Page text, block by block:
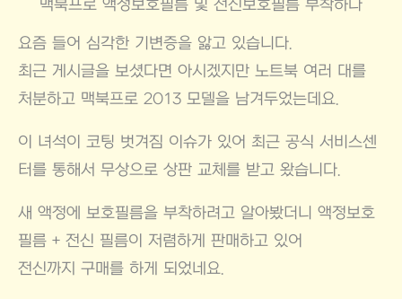
맥북프로 액정보호필름 및 전신보호필름 부착하다
요즘 들어 심각한 기변증을 앓고 있습니다.
최근 게시글을 보셨다면 아시겠지만 노트북 여러 대를
처분하고 맥북프로 2013 모델을 남겨두었는데요.
이 녀석이 코팅 벗겨짐 이슈가 있어 최근 공식 서비스센
터를 통해서 무상으로 상판 교체를 받고 왔습니다.
새 액정에 보호필름을 부착하려고 알아봤더니 액정보호
필름 + 전신 필름이 저렴하게 판매하고 있어
전신까지 구매를 하게 되었네요.